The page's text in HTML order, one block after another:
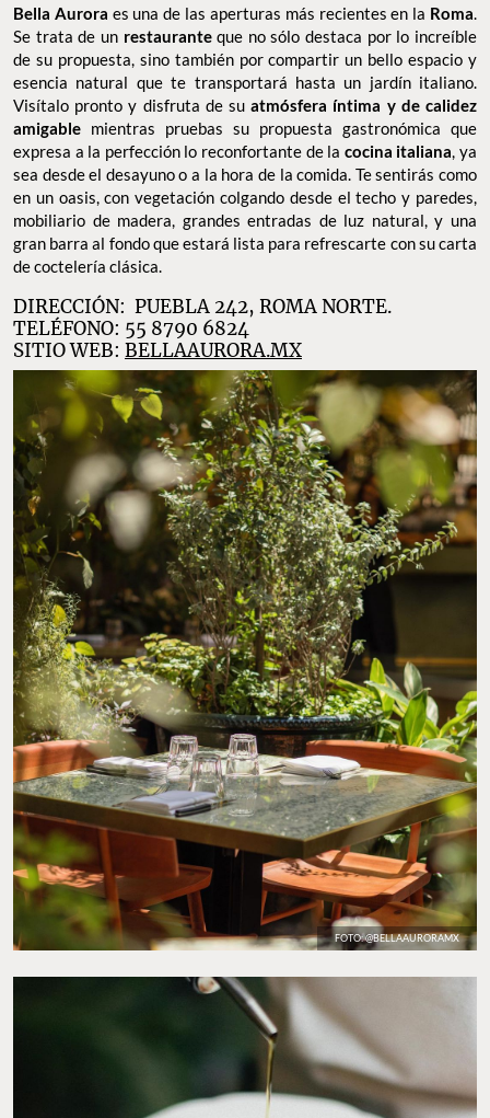
Bella Aurora es una de las aperturas más recientes en la Roma.
Se trata de un restauranteque no sólo destaca por lo increíble
de su propuesta, sino también por compartir un bello espacio y
esencia natural que te transportará hasta un jardín italiano.
Visítalo pronto y disfruta de suatmósfera íntima y de calidez
amigable mientras pruebas su propuesta gastronómica que
expresa a la perfección lo reconfortante de la cocina italiana, ya
sea desde el desayuno o a la hora de la comida. Te sentirás como
en un oasis, con vegetación colgando desde el techo y paredes,
mobiliario de madera, grandes entradas de luz natural, y una
gran barra al fondo que estará lista para refrescarte con su carta
de coctelería clásica.
DIRECCIÓN: PUEBLA 242, ROMA NORTE.
TELÉFONO: 55 8790 6824
SITIO WEB: BELLAAURORA.MX
FOTO: @BELLAAURORAMX